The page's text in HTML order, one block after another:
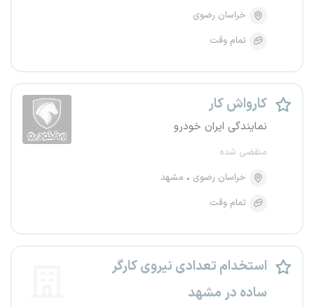
خراسان رضوی
تمام وقت
کارواش کار
نمایندگی ایران خودرو
منقضی شده
خراسان رضوی
مشهد
تمام وقت
استخدام تعدادی نیروی کارگر
ساده در مشهد